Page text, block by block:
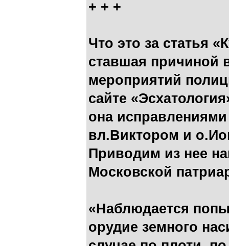
+ + +
Что это за статья
ставшая причиной
мероприятий
сайте
она
вл.Виктором и
Приводим из нее
Московской
«Наблюдается
орудие земного